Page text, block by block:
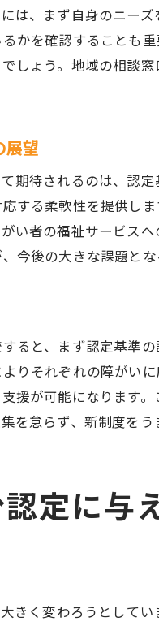
障がい区分認定による
加を促進する障がい
新しいアプローチによ
社会参加を可能にする障
新しいアプローチでの
障がい区分認定が社会
区分認定の最新情報
最新情報を基にした最
より良い福祉サービス
障がい区分認定を最大
最新情報を利用した効率
福祉サービスの進化と
障がい区分認定の今後
福祉サービスの未来を
は、まず自身のニー
かを確認することも
しょう。地域の相談
展望
期待されるのは、認
する柔軟性を提供し
い者の福祉サービス
今後の大きな課題とな
ると、まず認定基準
りそれぞれの障がい
援が可能になります
を怠らず、新制度を
定に与
きく変わろうとして